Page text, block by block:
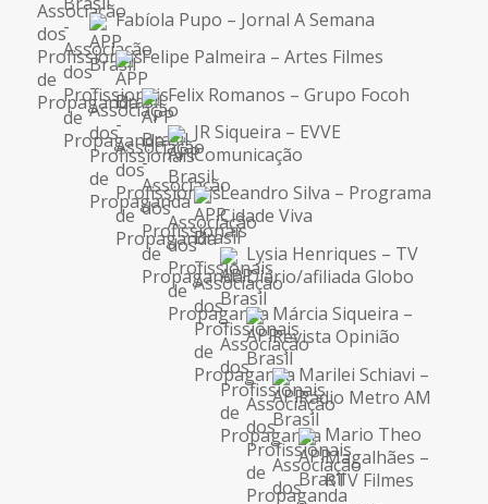
Fabíola Pupo – Jornal A Semana
Felipe Palmeira – Artes Filmes
Felix Romanos – Grupo Focoh
JR Siqueira – EVVE
Comunicação
Leandro Silva – Programa
Cidade Viva
Lysia Henriques – TV
Diário/afiliada Globo
Márcia Siqueira –
Revista Opinião
Marilei Schiavi –
Rádio Metro AM
Mario Theo
Magalhães –
RTV Filmes